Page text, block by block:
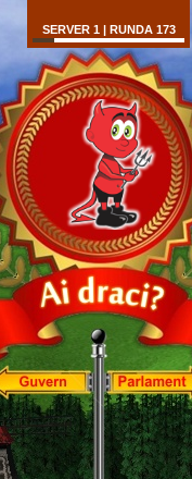
SERVER 1 | RUNDA 173